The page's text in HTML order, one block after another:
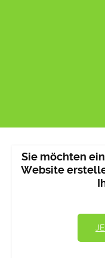
Sie möchten
Website